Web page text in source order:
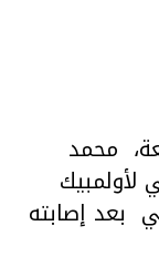
محمد
لأولمبيك
بعد إصابته